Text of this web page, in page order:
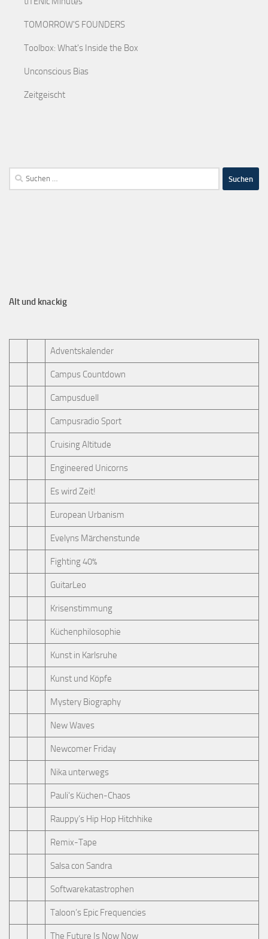
TOMORROW'S FOUNDERS
Toolbox: What's Inside the Box
Unconscious Bias
Zeitgeischt
Alt und knackig
Adventskalender
Campus Countdown
Campusduell
Campusradio Sport
Cruising Altitude
Engineered Unicorns
Es wird Zeit!
European Urbanism
Evelyns Märchenstunde
Fighting 40%
GuitarLeo
Krisenstimmung
Küchenphilosophie
Kunst in Karlsruhe
Kunst und Köpfe
Mystery Biography
New Waves
Newcomer Friday
Nika unterwegs
Pauli's Küchen-Chaos
Rauppy’s Hip Hop Hitchhike
Remix-Tape
Salsa con Sandra
Softwarekatastrophen
Taloon’s Epic Frequencies
The Future Is Now Now